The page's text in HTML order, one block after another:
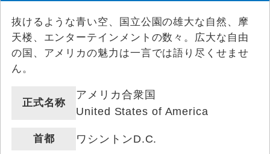
抜けるような青い空、国立公園の雄大な自然、摩
天楼、エンターテインメントの数々。広大な自由
の国、アメリカの魅力は一言では語り尽くせませ
ん。
正式名称
アメリカ合衆国
United States of America
首都 ワシントンD.C.